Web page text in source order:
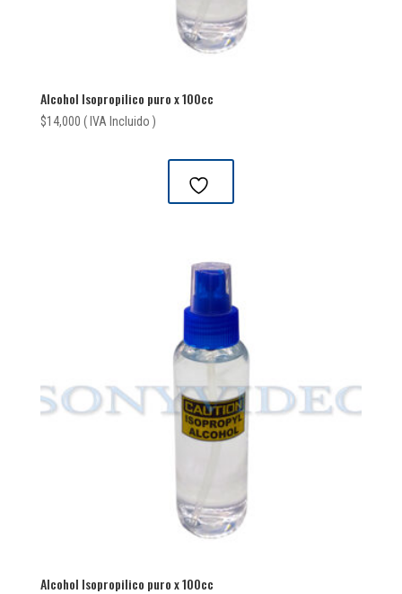
Alcohol Isopropilico puro x 100cc
$14,000 ( IVA Incluido )
Alcohol Isopropilico puro x 100cc